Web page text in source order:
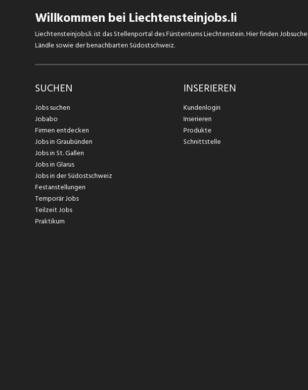
Willkommen bei Liechtensteinjobs.li
Liechtensteinjobs.li. ist das Stellenportal des Fürstentums Liechtenstein. Hier finden
Ländle sowie der benachbarten Südostschweiz.
SUCHEN
Jobs suchen
Jobabo
Firmen entdecken
Jobs in Graubünden
Jobs in St. Gallen
Jobs in Glarus
Jobs in der Südostschweiz
Festanstellungen
Temporär Jobs
Teilzeit Jobs
Praktikum
INSERIEREN
Kundenlogin
Inserieren
Produkte
Schnittstelle